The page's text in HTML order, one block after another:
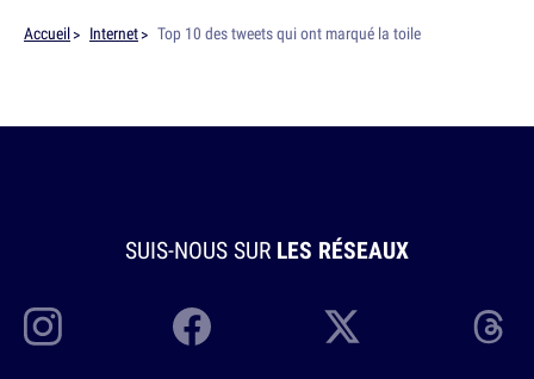
Accueil Internet Top 10 des tweets qui ont marqué la toile
SUIS-NOUS SUR LES RÉSEAUX